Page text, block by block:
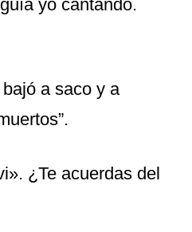
yo cantando.
a saco y a
¿Te acuerdas del